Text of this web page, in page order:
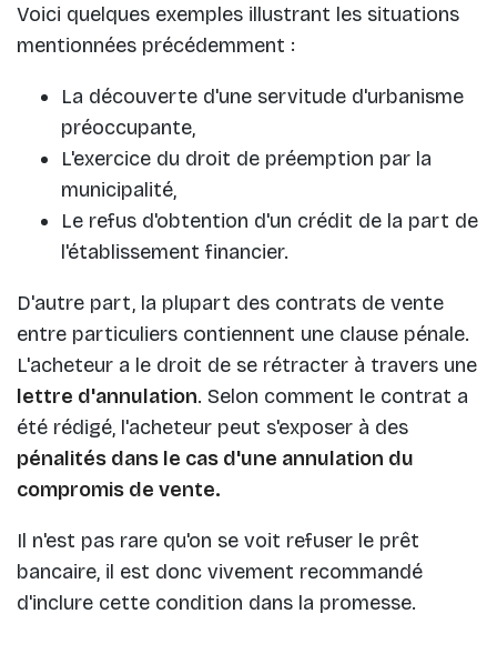
Voici quelques exemples illustrant les situations
mentionnées précédemment :
La découverte d'une servitude d'urbanisme
préoccupante,
L'exercice du droit de préemption par la
municipalité,
Le refus d'obtention d'un crédit de la part de
l'établissement financier.
D'autre part, la plupart des contrats de vente
entre particuliers contiennent une clause pénale.
L'acheteur a le droit de se rétracter à travers une
lettre d'annulation. Selon comment le contrat a
été rédigé, l'acheteur peut s'exposer à des
pénalités dans le cas d'une annulation du
compromis de vente.
Il n'est pas rare qu'on se voit refuser le prêt
bancaire, il est donc vivement recommandé
d'inclure cette condition dans la promesse.